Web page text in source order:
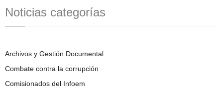
Noticias categorías
Archivos y Gestión Documental
Combate contra la corrupción
Comisionados del Infoem